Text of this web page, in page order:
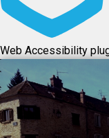
Web Accessibility